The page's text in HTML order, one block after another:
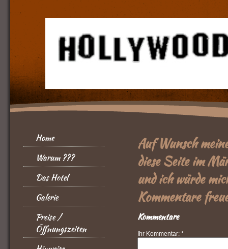
Home
Warum ???
Das Hotel
Galerie
Preise /
Öffnungszeiten
Auf Wunsch
diese Seite im
und ich würde
Kommentare
Kommentare
Ihr Kommentar: *